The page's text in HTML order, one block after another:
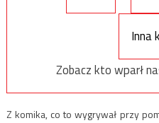
Inna
Zobacz kto wparł
Z komika, co to wygrywał przy